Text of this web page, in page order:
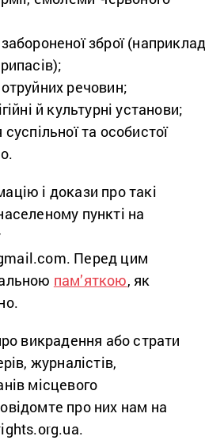
зброї
речовин;
й культурні установи;
та особистої
і докази про такі
пункті на
Перед цим
пам’яткою, як
викрадення або страти
журналістів,
місцевого
про них нам на